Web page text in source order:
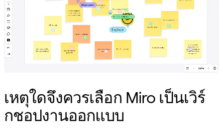
Timeline
TalkTrack
Slides
กรณีใช้งาน
สำรวจ Miroverse
Diagramming
เหตุใดจึงควรเลือก Miro เป็นเวิร์
กชอปงานออกแบบ